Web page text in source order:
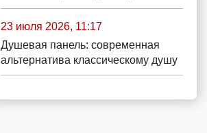
23 июля 2026, 11:17
Душевая панель: современная
альтернатива классическому душу